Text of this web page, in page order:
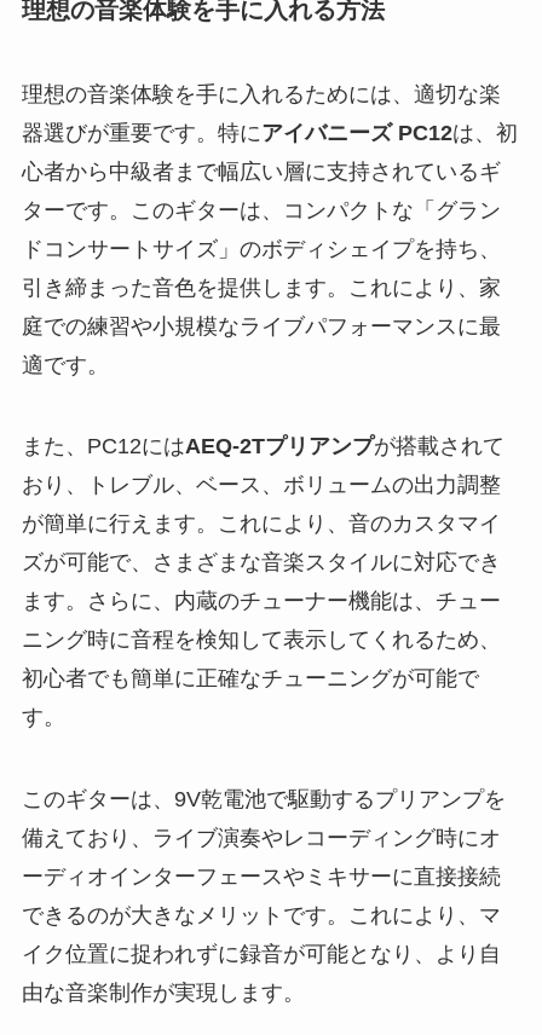
理想の音楽体験を手に入れる方法
理想の音楽体験を手に入れるためには、適切な楽
器選びが重要です。特にアイバニーズ PC12は、初
心者から中級者まで幅広い層に支持されているギ
ターです。このギターは、コンパクトな「グラン
ドコンサートサイズ」のボディシェイプを持ち、
引き締まった音色を提供します。これにより、家
庭での練習や小規模なライブパフォーマンスに最
適です。
また、PC12にはAEQ-2Tプリアンプが搭載されて
おり、トレブル、ベース、ボリュームの出力調整
が簡単に行えます。これにより、音のカスタマイ
ズが可能で、さまざまな音楽スタイルに対応でき
ます。さらに、内蔵のチューナー機能は、チュー
ニング時に音程を検知して表示してくれるため、
初心者でも簡単に正確なチューニングが可能で
す。
このギターは、9V乾電池で駆動するプリアンプを
備えており、ライブ演奏やレコーディング時にオ
ーディオインターフェースやミキサーに直接接続
できるのが大きなメリットです。これにより、マ
イク位置に捉われずに録音が可能となり、より自
由な音楽制作が実現します。